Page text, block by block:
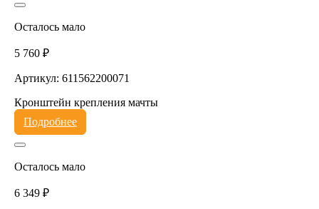
Осталось мало
5 760 ₽
Артикул: 611562200071
Кронштейн крепления мачты
Подробнее
Осталось мало
6 349 ₽